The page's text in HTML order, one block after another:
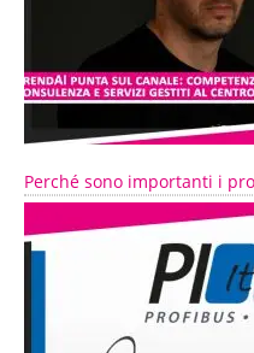
Perché sono importanti i